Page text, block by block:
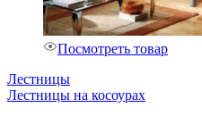
Посмотреть товар
Лестницы
Лестницы на косоурах